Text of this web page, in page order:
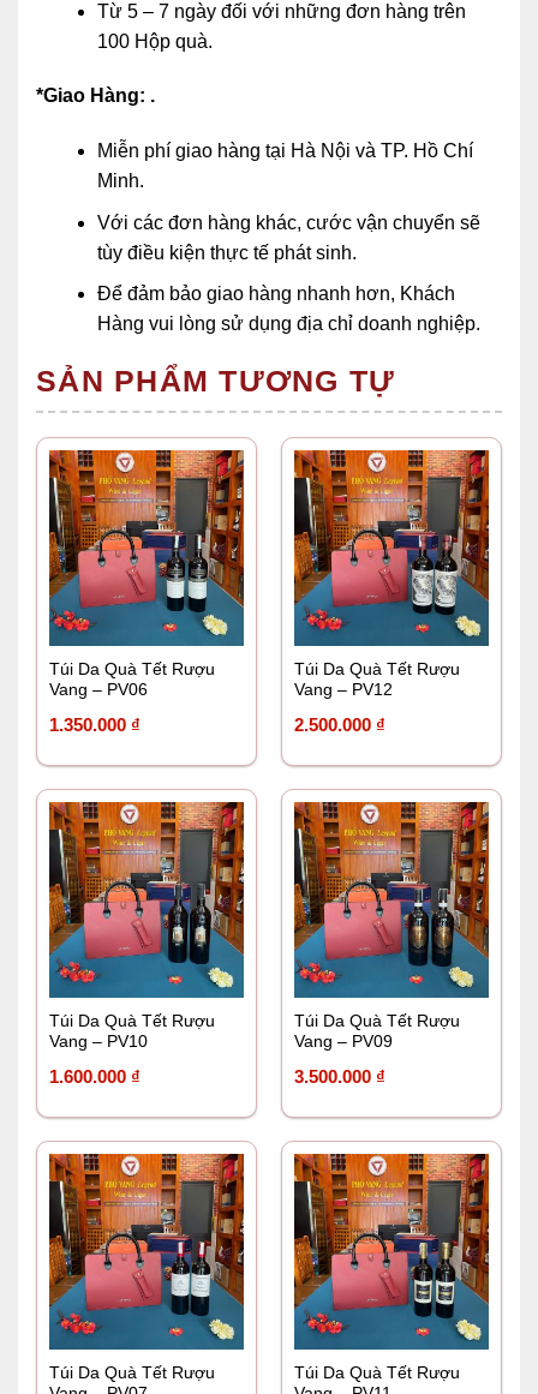
Từ 5 – 7 ngày đối với những đơn hàng trên
100 Hộp quà.
*Giao Hàng: .
Miễn phí giao hàng tại Hà Nội và TP. Hồ Chí
Minh.
Với các đơn hàng khác, cước vận chuyển sẽ
tùy điều kiện thực tế phát sinh.
Để đảm bảo giao hàng nhanh hơn, Khách
Hàng vui lòng sử dụng địa chỉ doanh nghiệp.
SẢN PHẨM TƯƠNG TỰ
Túi Da Quà Tết Rượu
Vang – PV06
1.350.000 ₫
Túi Da Quà Tết Rượu
Vang – PV12
2.500.000 ₫
Túi Da Quà Tết Rượu
Vang – PV10
1.600.000 ₫
Túi Da Quà Tết Rượu
Vang – PV09
3.500.000 ₫
Túi Da Quà Tết Rượu
Túi Da Quà Tết Rượu